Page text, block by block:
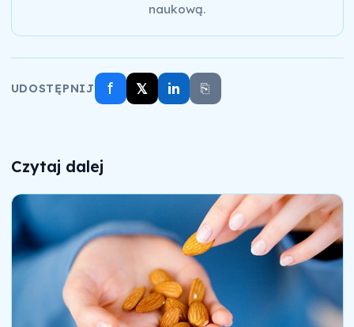
naukową.
UDOSTĘPNIJ f 𝕏 in ⎘
Czytaj dalej